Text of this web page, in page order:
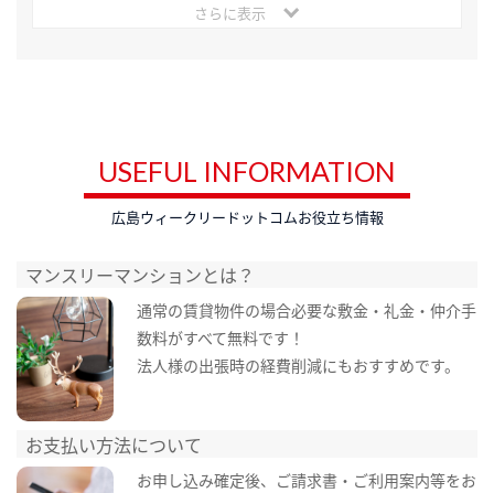
さらに表示
USEFUL INFORMATION
広島ウィークリードットコムお役立ち情報
マンスリーマンションとは？
通常の賃貸物件の場合必要な敷金・礼金・仲介手
数料がすべて無料です！
法人様の出張時の経費削減にもおすすめです。
お支払い方法について
お申し込み確定後、ご請求書・ご利用案内等をお